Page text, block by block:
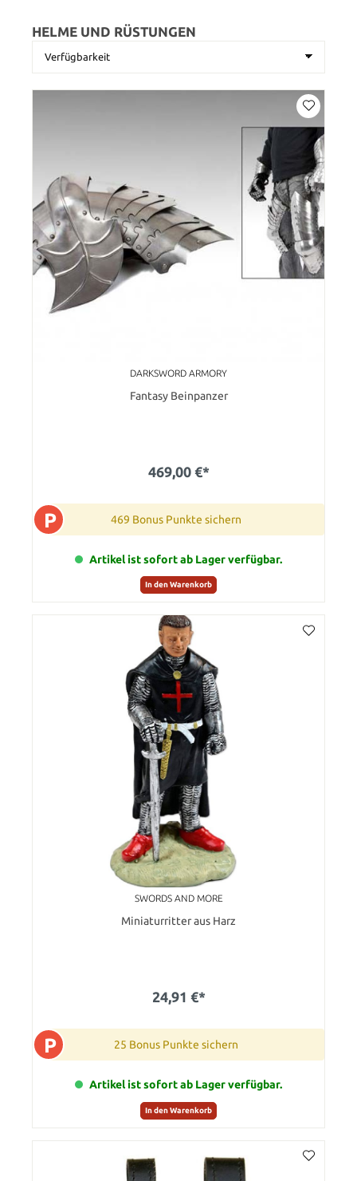
HELME UND RÜSTUNGEN
DARKSWORD ARMORY
Fantasy Beinpanzer
469,00 €*
P 469 Bonus Punkte sichern
Artikel ist sofort ab Lager verfügbar.
In den Warenkorb
SWORDS AND MORE
Miniaturritter aus Harz
24,91 €*
P 25 Bonus Punkte sichern
Artikel ist sofort ab Lager verfügbar.
In den Warenkorb